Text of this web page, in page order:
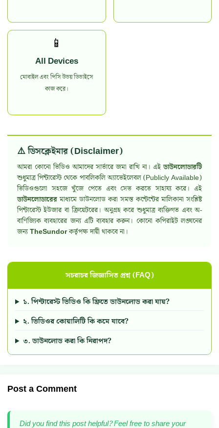
📱
All Devices
মোবাইল এবং পিসি উভয় ডিভাইসে
কাজ করে।
⚠️ ডিসক্লেইমার (Disclaimer)
আমরা কোনো ভিডিও আমাদের সার্ভারে জমা রাখি না। এইডাউনলোডারটি
শুধুমাত্র পিন্টারেস্ট থেকে পাবলিকলি অ্যাভেইলেবল (Publicly Available)
ভিডিওগুলো সহজে খুঁজে পেতে এবং সেভ করতে সাহায্য করে। এই
ডাউনলোডারেরমাধ্যমে ডাউনলোড করা সমস্ত কন্টেন্টের মালিকানা সংশ্লিষ্ট
পিন্টারেস্ট ইউজার বা ক্রিয়েটরের। অনুগ্রহ করে শুধুমাত্র ব্যক্তিগত এবং অ-
বাণিজ্যিক ব্যবহারের জন্য এটি ব্যবহার করুন। কোনো কপিরাইট লঙ্ঘনের
জন্যTheSundorকর্তৃপক্ষ দায়ী থাকবে না।
সচরাচর জিজ্ঞাসিত প্রশ্ন (FAQ)
১. পিন্টারেস্ট ভিডিও কি ফ্রিতে ডাউনলোড করা যায়?
২. ভিডিওর কোয়ালিটি কি কমে যাবে?
৩. ডাউনলোড করা কি নিরাপদ?
Post a Comment
Did you find this post helpful? Feel free to share your